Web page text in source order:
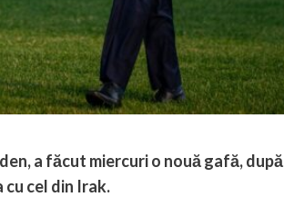
a făcut miercuri o nouă gafă, după
cel din Irak.